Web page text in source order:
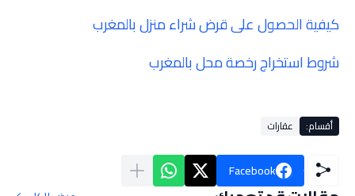
كيفية الحصول على قرض شراء منزل بالمغرب
شروط استخراج رخصة محل بالمغرب
أقسام: عقارات
Facebook